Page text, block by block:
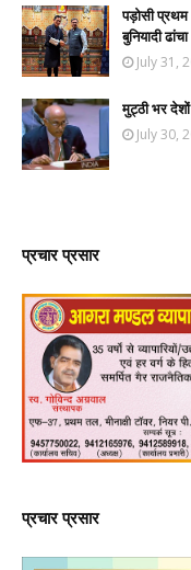
पड़ोसी
बुनियादी ढांचा
July 31,
मुट्ठी भर
July 30,
प्रचार प्रसार
प्रचार प्रसार